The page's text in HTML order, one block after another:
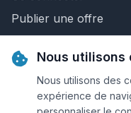
Publier une offre
Nous contacter
Nous utilisons
Nous utilisons des
expérience de